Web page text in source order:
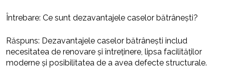
Întrebare: Ce sunt dezavantajele caselor bătrânești?
Răspuns: Dezavantajele caselor bătrânești includ
necesitatea de renovare și întreținere, lipsa facilităților
moderne și posibilitatea de a avea defecte structurale.